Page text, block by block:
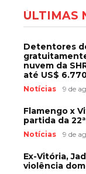
ÚLTIMAS
Detentores
nuvem da
até US$
Notícias 9 de
Flamengo x
partida da
Notícias 9 de
Ex-Vitória,
violência